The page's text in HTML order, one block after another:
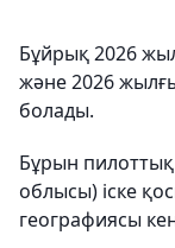
Бұйрық 2026
және 2026
болады.
Бұрын
облысы) іске
географиясы